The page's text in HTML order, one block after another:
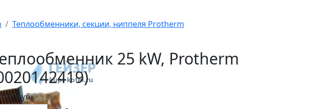
Теплообменники, секции, ниппеля Protherm
25 kW, Protherm
руб.